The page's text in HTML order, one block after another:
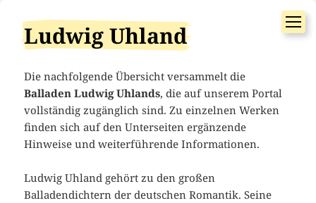
Ludwig Uhland
Die nachfolgende Übersicht versammelt die
Balladen Ludwig Uhlands, die auf unserem Portal
vollständig zugänglich sind. Zu einzelnen Werken
finden sich auf den Unterseiten ergänzende
Hinweise und weiterführende Informationen.
Ludwig Uhland gehört zu den großen
Balladendichtern der deutschen Romantik. Seine